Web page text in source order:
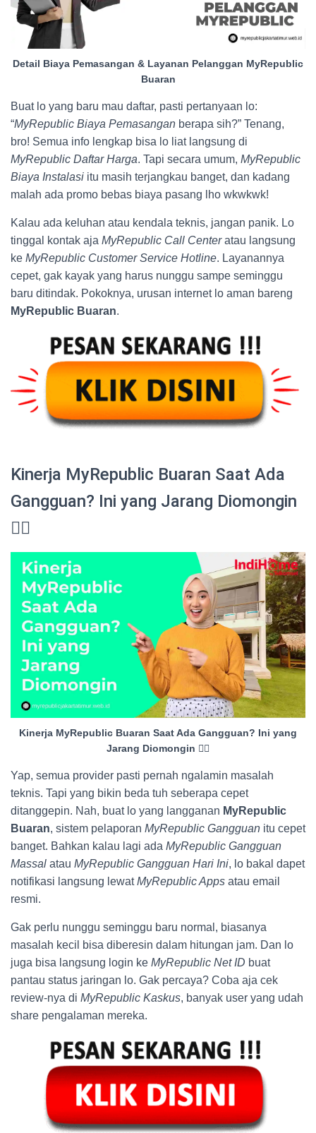
Detail Biaya Pemasangan & Layanan Pelanggan MyRepublic
Buaran
Buat lo yang baru mau daftar, pasti pertanyaan lo:
“MyRepublic Biaya Pemasangan berapa sih?” Tenang,
bro! Semua info lengkap bisa lo liat langsung di
MyRepublic Daftar Harga. Tapi secara umum, MyRepublic
Biaya Instalasi itu masih terjangkau banget, dan kadang
malah ada promo bebas biaya pasang lho wkwkwk!
Kalau ada keluhan atau kendala teknis, jangan panik. Lo
tinggal kontak aja MyRepublic Call Centeratau langsung
ke MyRepublic Customer Service Hotline. Layanannya
cepet, gak kayak yang harus nunggu sampe seminggu
baru ditindak. Pokoknya, urusan internet lo aman bareng
MyRepublic Buaran.
Kinerja MyRepublic Buaran Saat Ada
Gangguan? Ini yang Jarang Diomongin
😮‍💨
Kinerja MyRepublic Buaran Saat Ada Gangguan? Ini yang
Jarang Diomongin 😮‍💨
Yap, semua provider pasti pernah ngalamin masalah
teknis. Tapi yang bikin beda tuh seberapa cepet
ditanggepin. Nah, buat lo yang langganan MyRepublic
Buaran, sistem pelaporan MyRepublic Gangguan itu cepet
banget. Bahkan kalau lagi ada MyRepublic Gangguan
Massal atau MyRepublic Gangguan Hari Ini, lo bakal dapet
notifikasi langsung lewatMyRepublic Apps atau email
resmi.
Gak perlu nunggu seminggu baru normal, biasanya
masalah kecil bisa diberesin dalam hitungan jam. Dan lo
juga bisa langsung login ke MyRepublic Net ID buat
pantau status jaringan lo. Gak percaya? Coba aja cek
review-nya di MyRepublic Kaskus, banyak user yang udah
share pengalaman mereka.